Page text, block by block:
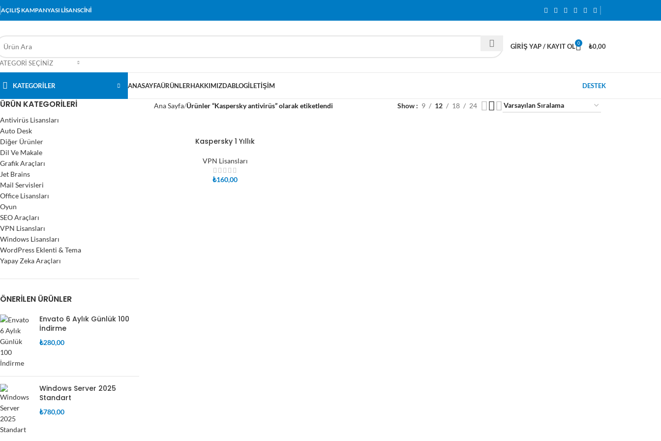
AÇILIŞ KAMPANYASI LİSANSCİNİ
SEÇINIZ
GIRIŞ YAP / KAYIT OL 0 ₺0,00
KATEGORİLER ANASAYFAÜRÜNLERHAKKIMIZDABLOGİLETIŞIM DESTEK
ÜRÜN KATEGORILERI
Antivirüs Lisansları
Auto Desk
Diğer Ürünler
Dil Ve Makale
Grafik Araçları
Jet Brains
Mail Servisleri
Office Lisansları
Oyun
SEO Araçları
VPN Lisansları
Windows Lisansları
WordPress Eklenti & Tema
Yapay Zeka Araçları
ÖNERILEN ÜRÜNLER
Envato 6 Aylık Günlük 100
İndirme
₺280,00
Windows Server 2025
Standart
₺780,00
Ana Sayfa Ürünler “Kaspersky antivirüs” olarak etiketlendi Show 9 12 18 24
Kaspersky 1 Yıllık
VPN Lisansları
₺160,00